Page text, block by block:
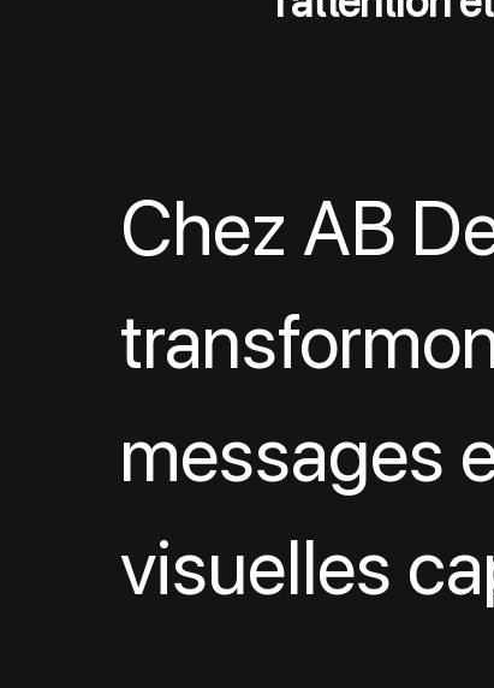
Chez AB
messages
visuelles